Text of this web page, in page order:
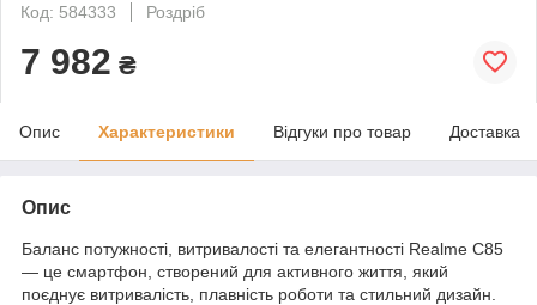
Код: 584333
Роздріб
7 982 ₴
Опис Характеристики Відгуки про товар Доставка
Опис
Баланс потужності, витривалості та елегантності Realme C85
— це смартфон, створений для активного життя, який
поєднує витривалість, плавність роботи та стильний дизайн.